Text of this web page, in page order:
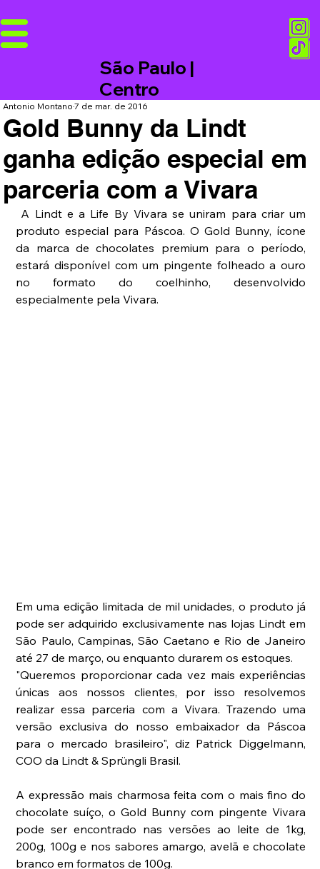
São Paulo |
Centro
Gold Bunny da Lindt
ganha edição especial em
parceria com a Vivara
Antonio Montano7 de mar. de 2016
produto especial para Páscoa. O Gold Bunny, ícone
da marca de chocolates premium para o período,
estará disponível com um pingente folheado a ouro
no formato do coelhinho, desenvolvido
especialmente pela Vivara.
Em uma edição limitada de mil unidades, o produto já
pode ser adquirido exclusivamente nas lojas Lindt em
São Paulo, Campinas, São Caetano e Rio de Janeiro
até 27 de março, ou enquanto durarem os estoques.
"Queremos proporcionar cada vez mais experiências
únicas aos nossos clientes, por isso resolvemos
realizar essa parceria com a Vivara. Trazendo uma
versão exclusiva do nosso embaixador da Páscoa
para o mercado brasileiro", diz Patrick Diggelmann,
COO da Lindt & Sprüngli Brasil.
A expressão mais charmosa feita com o mais fino do
chocolate suíço, o Gold Bunny com pingente Vivara
pode ser encontrado nas versões ao leite de 1kg,
200g, 100g e nos sabores amargo, avelã e chocolate
branco em formatos de 100g.